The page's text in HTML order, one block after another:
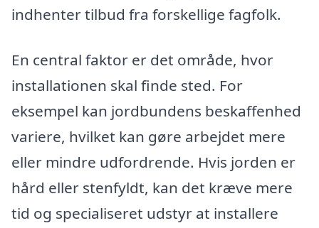
indhenter tilbud fra forskellige fagfolk.
En central faktor er det område, hvor
installationen skal finde sted. For
eksempel kan jordbundens beskaffenhed
variere, hvilket kan gøre arbejdet mere
eller mindre udfordrende. Hvis jorden er
hård eller stenfyldt, kan det kræve mere
tid og specialiseret udstyr at installere